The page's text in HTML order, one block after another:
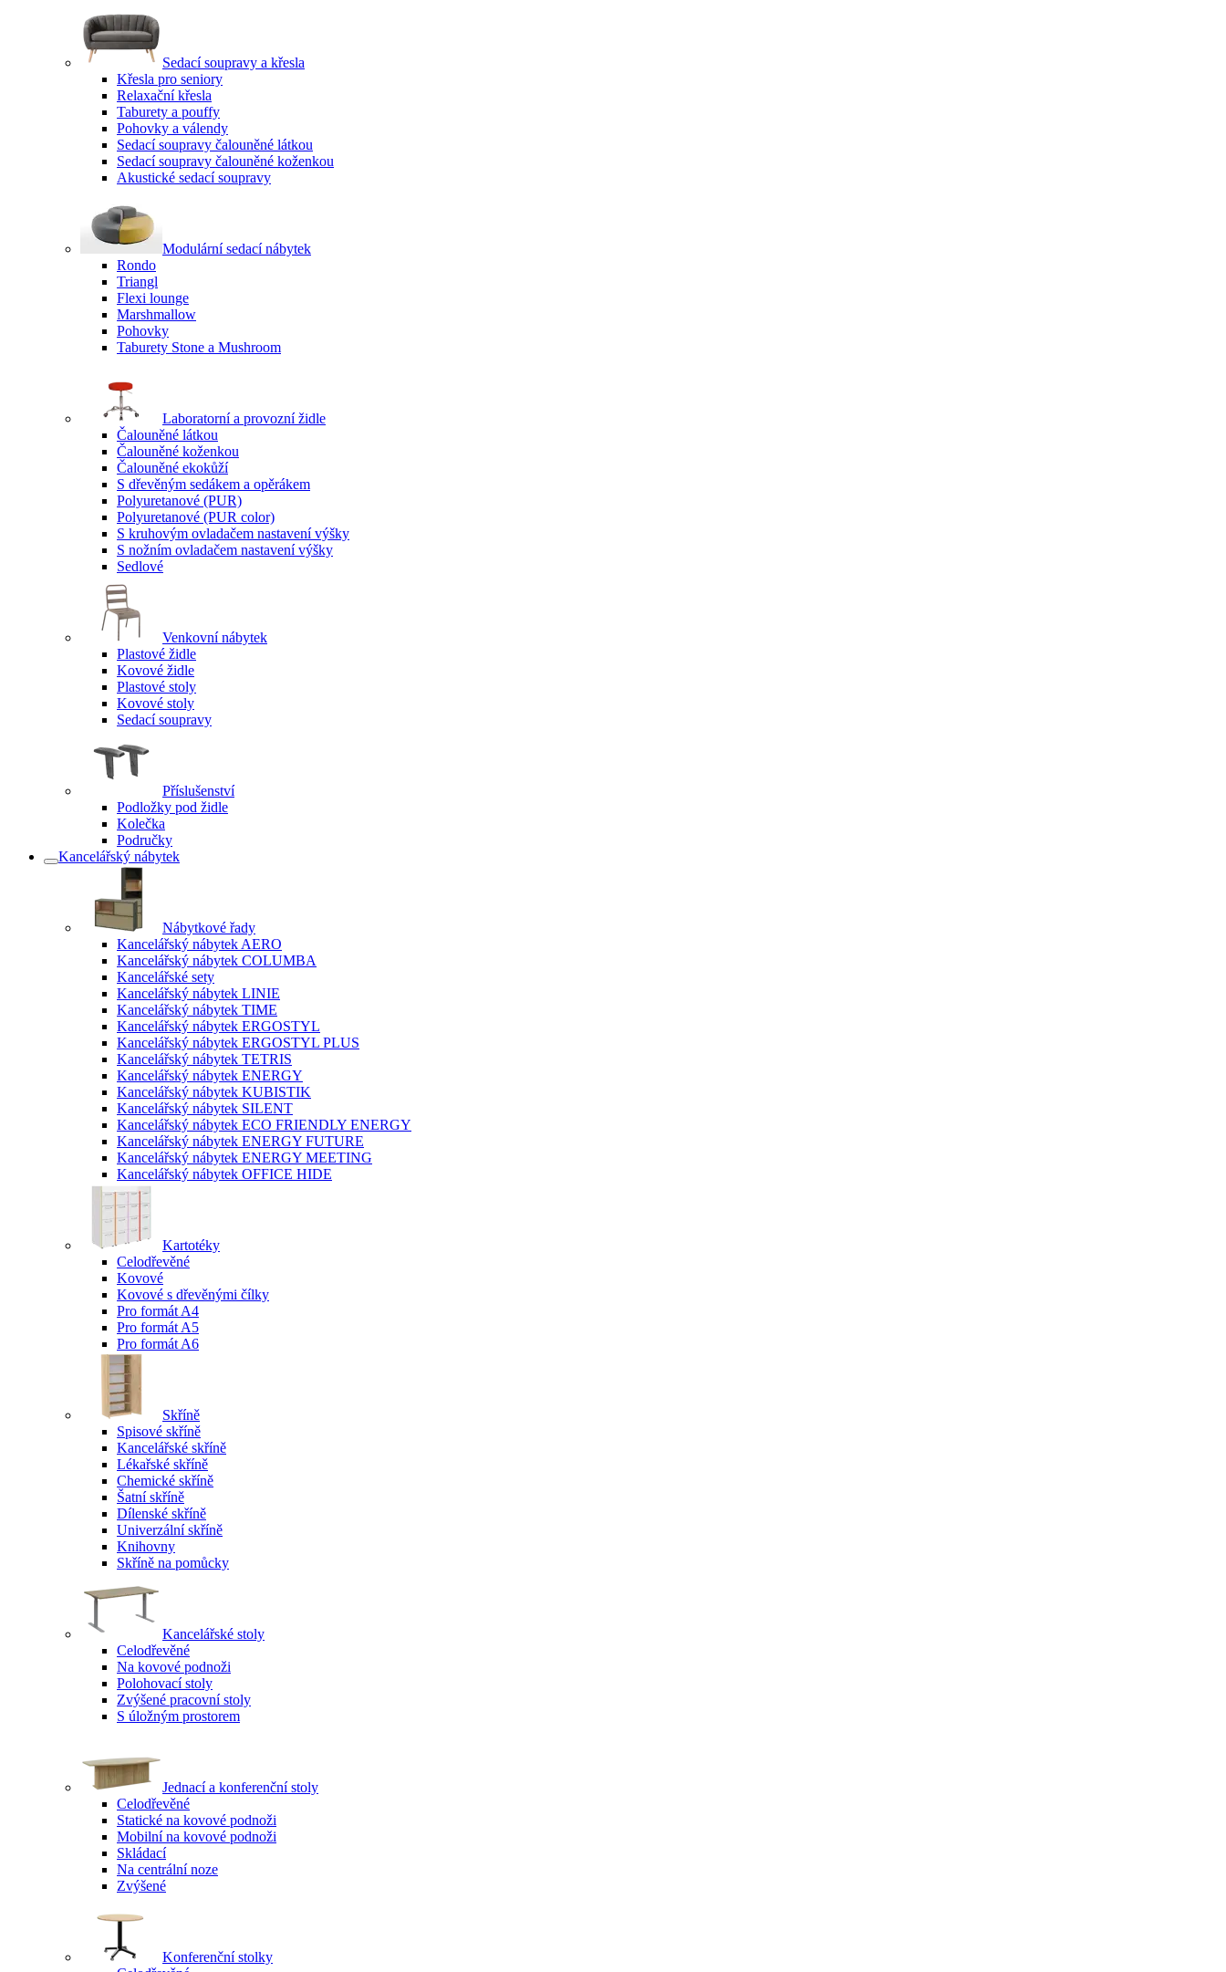
Sedací soupravy a křesla
Křesla pro seniory
Relaxační křesla
Taburety a pouffy
Pohovky a válendy
Sedací soupravy čalouněné látkou
Sedací soupravy čalouněné koženkou
Akustické sedací soupravy
Modulární sedací nábytek
Rondo
Triangl
Flexi lounge
Marshmallow
Pohovky
Taburety Stone a Mushroom
Laboratorní a provozní židle
Čalouněné látkou
Čalouněné koženkou
Čalouněné ekokůží
S dřevěným sedákem a opěrákem
Polyuretanové (PUR)
Polyuretanové (PUR color)
S kruhovým ovladačem nastavení výšky
S nožním ovladačem nastavení výšky
Sedlové
Venkovní nábytek
Plastové židle
Kovové židle
Plastové stoly
Kovové stoly
Sedací soupravy
Příslušenství
Podložky pod židle
Kolečka
Područky
Kancelářský nábytek
Nábytkové řady
Kancelářský nábytek AERO
Kancelářský nábytek COLUMBA
Kancelářské sety
Kancelářský nábytek LINIE
Kancelářský nábytek TIME
Kancelářský nábytek ERGOSTYL
Kancelářský nábytek ERGOSTYL PLUS
Kancelářský nábytek TETRIS
Kancelářský nábytek ENERGY
Kancelářský nábytek KUBISTIK
Kancelářský nábytek SILENT
Kancelářský nábytek ECO FRIENDLY ENERGY
Kancelářský nábytek ENERGY FUTURE
Kancelářský nábytek ENERGY MEETING
Kancelářský nábytek OFFICE HIDE
Kartotéky
Celodřevěné
Kovové
Kovové s dřevěnými čílky
Pro formát A4
Pro formát A5
Pro formát A6
Skříně
Spisové skříně
Kancelářské skříně
Lékařské skříně
Chemické skříně
Šatní skříně
Dílenské skříně
Univerzální skříně
Knihovny
Skříně na pomůcky
Kancelářské stoly
Celodřevěné
Na kovové podnoži
Polohovací stoly
Zvýšené pracovní stoly
S úložným prostorem
Jednací a konferenční stoly
Celodřevěné
Statické na kovové podnoži
Mobilní na kovové podnoži
Skládací
Na centrální noze
Zvýšené
Konferenční stolky